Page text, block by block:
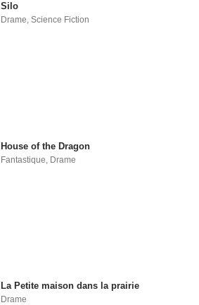
Silo
Drame,Science Fiction
House of the Dragon
Fantastique Drame
La Petite maison dans la prairie
Drame